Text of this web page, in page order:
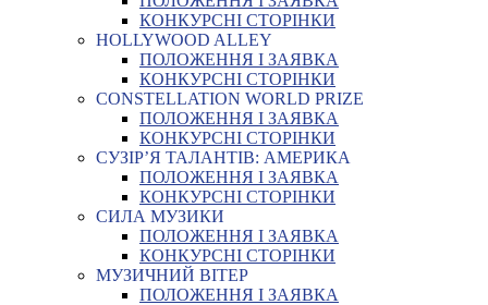
КОНКУРСНІ СТОРІНКИ
HOLLYWOOD ALLEY
ПОЛОЖЕННЯ І ЗАЯВКА
КОНКУРСНІ СТОРІНКИ
CONSTELLATION WORLD PRIZE
ПОЛОЖЕННЯ І ЗАЯВКА
КОНКУРСНІ СТОРІНКИ
СУЗІР’Я ТАЛАНТІВ: АМЕРИКА
ПОЛОЖЕННЯ І ЗАЯВКА
КОНКУРСНІ СТОРІНКИ
СИЛА МУЗИКИ
ПОЛОЖЕННЯ І ЗАЯВКА
КОНКУРСНІ СТОРІНКИ
МУЗИЧНИЙ ВІТЕР
ПОЛОЖЕННЯ І ЗАЯВКА